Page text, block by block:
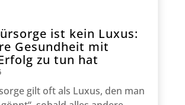
ist kein Luxus:
Gesundheit mit
zu tun hat
gilt oft als Luxus, den man